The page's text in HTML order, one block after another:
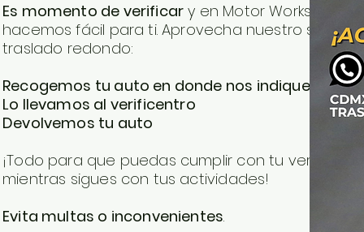
Es momento de verificar y en Motor Works lo
hacemos fácil para ti. Aprovecha nuestro
traslado redondo:
Recogemos tu auto en donde nos indiques
Lo llevamos al verificentro
Devolvemos tu auto
¡Todo para que puedas cumplir con tu
mientras sigues con tus actividades!
Evita multas o inconvenientes.